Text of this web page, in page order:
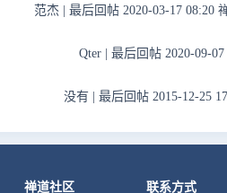
范杰 最后回帖 2020-03-17 08:20
Qter 最后回帖 2020-09-
没有 最后回帖 2015-12-25
禅道社区 联系方式